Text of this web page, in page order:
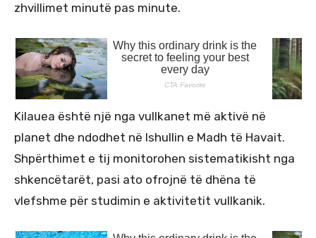
zhvillimet minutë pas minute.
Kilauea është një nga vullkanet më aktivë në
planet dhe ndodhet në Ishullin e Madh të Havait.
Shpërthimet e tij monitorohen sistematikisht nga
shkencëtarët, pasi ato ofrojnë të dhëna të
vlefshme për studimin e aktivitetit vullkanik.